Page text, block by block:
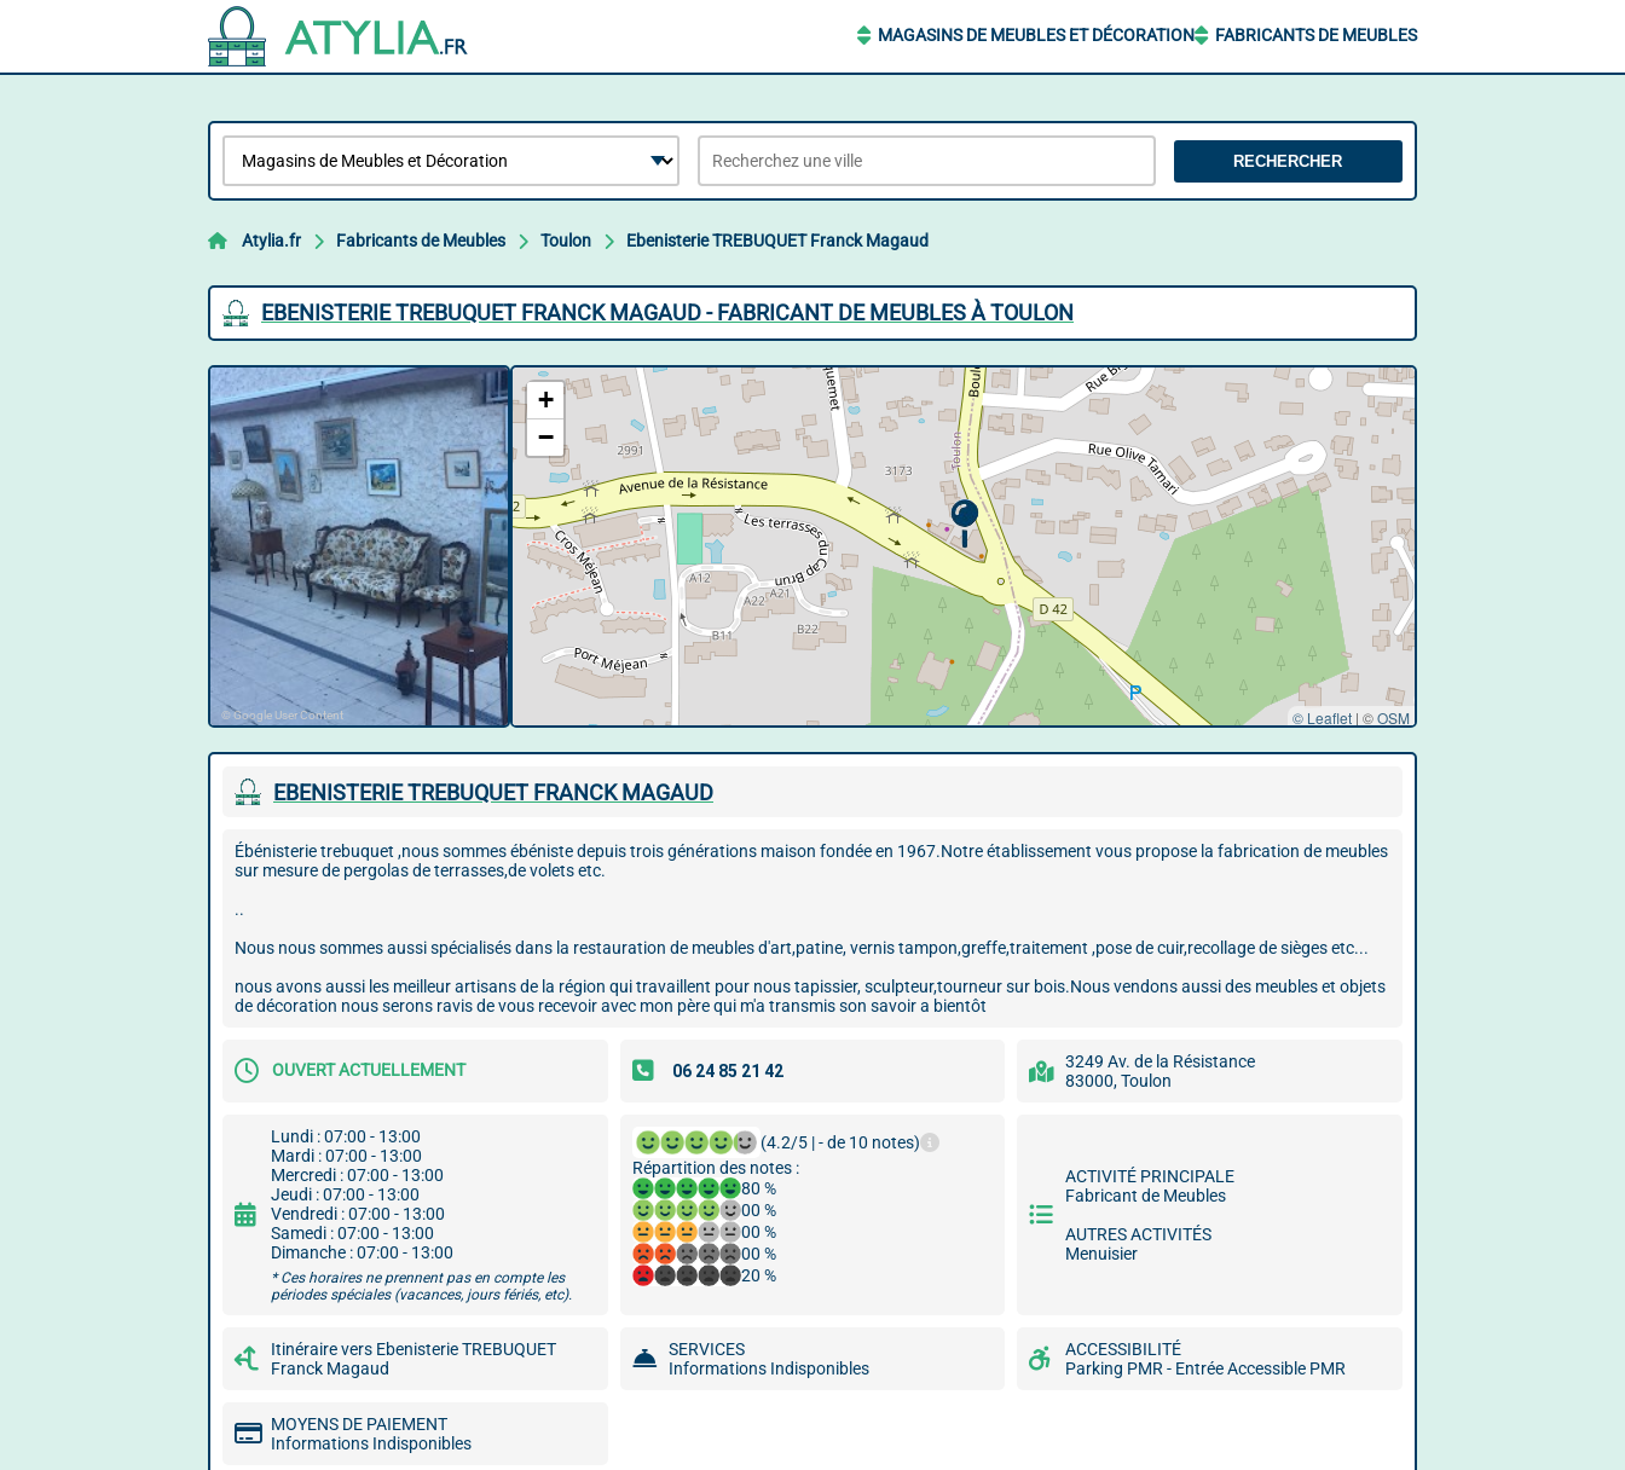
MAGASINS DE MEUBLES ET DÉCORATION FABRICANTS DE MEUBLES
RECHERCHER
Atylia.fr Fabricants de Meubles Toulon Ebenisterie TREBUQUET Franck Magaud
EBENISTERIE TREBUQUET FRANCK MAGAUD - FABRICANT DE MEUBLES À TOULON
© Google User Content
+
−
© Leaflet | ©OSM
EBENISTERIE TREBUQUET FRANCK MAGAUD
Ébénisterie trebuquet ,nous sommes ébéniste depuis trois générations maison fondée en 1967.Notre établissement vous propose la fabrication de meubles
sur mesure de pergolas de terrasses,de volets etc.
..
Nous nous sommes aussi spécialisés dans la restauration de meubles d'art,patine, vernis tampon,greffe,traitement ,pose de cuir,recollage de sièges etc...
nous avons aussi les meilleur artisans de la région qui travaillent pour nous tapissier, sculpteur,tourneur sur bois.Nous vendons aussi des meubles et objets
de décoration nous serons ravis de vous recevoir avec mon père qui m'a transmis son savoir a bientôt
OUVERT ACTUELLEMENT
3249 Av. de la Résistance
83000, Toulon
Lundi : 07:00 - 13:00
Mardi : 07:00 - 13:00
Mercredi : 07:00 - 13:00
Jeudi : 07:00 - 13:00
Vendredi : 07:00 - 13:00
Samedi : 07:00 - 13:00
Dimanche : 07:00 - 13:00
* Ces horaires ne prennent pas en compte les
périodes spéciales (vacances, jours fériés, etc).
(4.2/5 | - de 10 notes)
Répartition des notes :
80 %
00 %
00 %
00 %
20 %
ACTIVITÉ PRINCIPALE
Fabricant de Meubles
AUTRES ACTIVITÉS
Menuisier
Itinéraire vers Ebenisterie TREBUQUET
Franck Magaud
SERVICES
Informations Indisponibles
ACCESSIBILITÉ
Parking PMR - Entrée Accessible PMR
MOYENS DE PAIEMENT
Informations Indisponibles